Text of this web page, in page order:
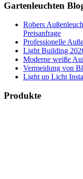
Gartenleuchten
Robers
Preisanfrage
Professionelle
Light Building
Moderne weiße
Vermeidung von
Light up Licht
Produkte